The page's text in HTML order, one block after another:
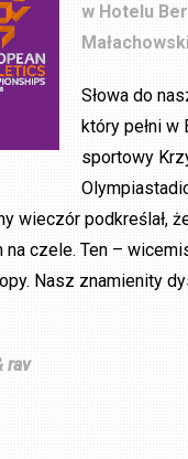
w Hotelu
Słowa do
który pełni
sportowy
wieczór podkreślał,
czele. Ten –
Nasz znamienity
rav